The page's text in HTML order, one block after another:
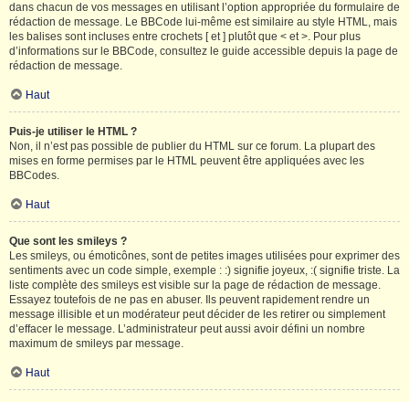
dans chacun de vos messages en utilisant l’option appropriée du formulaire de
rédaction de message. Le BBCode lui-même est similaire au style HTML, mais
les balises sont incluses entre crochets [ et ] plutôt que < et >. Pour plus
d’informations sur le BBCode, consultez le guide accessible depuis la page de
rédaction de message.
Haut
Puis-je utiliser le HTML ?
Non, il n’est pas possible de publier du HTML sur ce forum. La plupart des
mises en forme permises par le HTML peuvent être appliquées avec les
BBCodes.
Haut
Que sont les smileys ?
Les smileys, ou émoticônes, sont de petites images utilisées pour exprimer des
sentiments avec un code simple, exemple : :) signifie joyeux, :( signifie triste. La
liste complète des smileys est visible sur la page de rédaction de message.
Essayez toutefois de ne pas en abuser. Ils peuvent rapidement rendre un
message illisible et un modérateur peut décider de les retirer ou simplement
d’effacer le message. L’administrateur peut aussi avoir défini un nombre
maximum de smileys par message.
Haut